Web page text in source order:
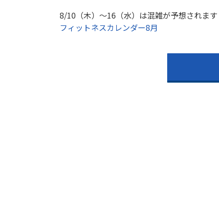
8/10（木）～16（水）は混雑が予想されます
フィットネスカレンダー8月